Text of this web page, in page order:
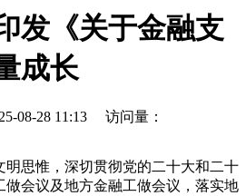
发《关于金融支
成长
08-28 11:13 访问量：
思惟，深切贯彻党的二十大和二十
做会议及地方金融工做会议，落实地